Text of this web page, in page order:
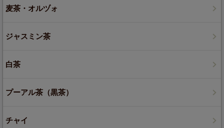
麦茶・オルヅォ
ジャスミン茶
白茶
プーアル茶（黒茶）
チャイ